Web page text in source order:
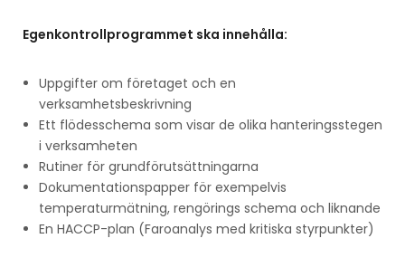
Egenkontrollprogrammet ska innehålla:
Uppgifter om företaget och en
verksamhetsbeskrivning
Ett flödesschema som visar de olika hanteringsstegen
i verksamheten
Rutiner för grundförutsättningarna
Dokumentationspapper för exempelvis
temperaturmätning, rengörings schema och liknande
En HACCP-plan (Faroanalys med kritiska styrpunkter)